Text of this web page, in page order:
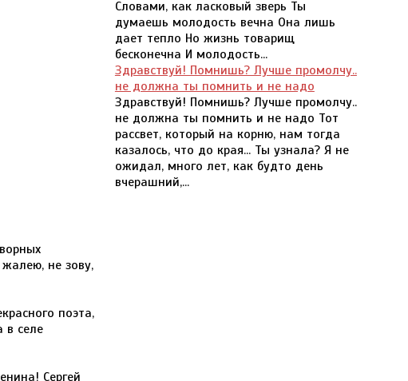
не зову,
поэта,
в селе
Сергей
Словами, как ласковый зверь Ты
думаешь молодость вечна Она лишь
дает тепло Но жизнь товарищ
бесконечна И молодость...
Здравствуй! Помнишь? Лучше промолчу..
не должна ты помнить и не надо
Здравствуй! Помнишь? Лучше промолчу..
не должна ты помнить и не надо Тот
рассвет, который на корню, нам тогда
казалось, что до края... Ты узнала? Я не
ожидал, много лет, как будто день
вчерашний,...